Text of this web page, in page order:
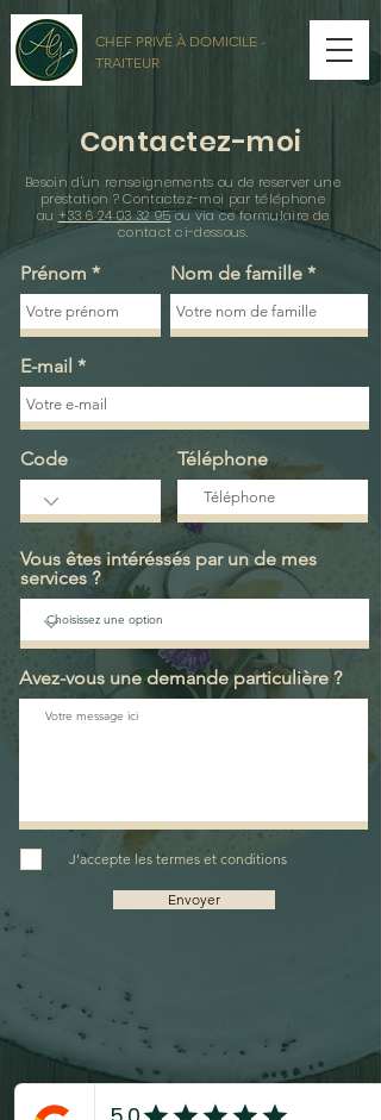
CHEF PRIVÉ À DOMICILE -
TRAITEUR
Contactez-moi
Besoin d'un renseignements ou de reserver une
prestation ? Contactez-moi par téléphone
au +33 6 24 03 32 95ou via ce formulaire de
contact ci-dessous.
Prénom Nom de famille
E-mail
Code Téléphone
Vous êtes intéréssés par un de mes
services ?
Avez-vous une demande particulière ?
J’accepte les termes et conditions
Envoyer